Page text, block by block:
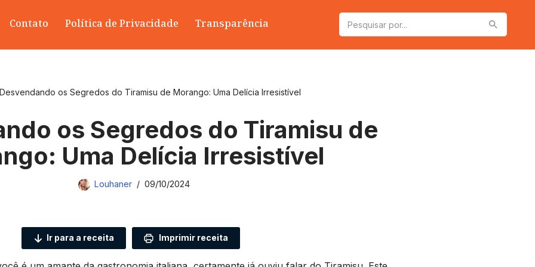
Contato Política de Privacidade Transparência
Desvendando os Segredos do Tiramisu de Morango: Uma Delícia Irresistível
os Segredos do Tiramisu de
Uma Delícia Irresistível
Louhaner 09/10/2024
Ir para a receita Imprimir receita